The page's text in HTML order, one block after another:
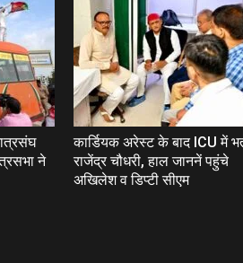
ने
कार्डियक अरेस्ट के बाद ICU में
राजेंद्र चौधरी, हाल जाननें पहुंचे
अखिलेश व डिप्टी सीएम